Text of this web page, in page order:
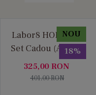
NOU
18%
Labor8 HOD 881 -
Set Cadou (Apa de
Parfum 100 ml +
Apa de Parfum 10
325,00 RON
401,00RON